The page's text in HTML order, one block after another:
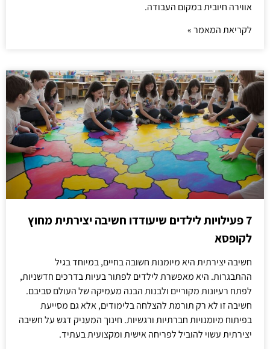
אווירה חיובית במקום העבודה.
לקריאת המאמר »
7 פעילויות לילדים שיעודדו חשיבה יצירתית מחוץ
לקופסא
חשיבה יצירתית היא מיומנות חשובה בחיים, במיוחד בגיל
ההתבגרות. היא מאפשרת לילדים לפתור בעיות בדרכים חדשניות,
לפתח רעיונות מקוריים ולבנות הבנה מעמיקה של העולם סביבם.
חשיבה זו לא רק תורמת להצלחה בלימודים, אלא גם מסייעת
בפיתוח מיומנויות חברתיות ורגשיות. חינוך המעניק דגש על חשיבה
יצירתית עשוי להוביל לפריחה אישית ומקצועית בעתיד.